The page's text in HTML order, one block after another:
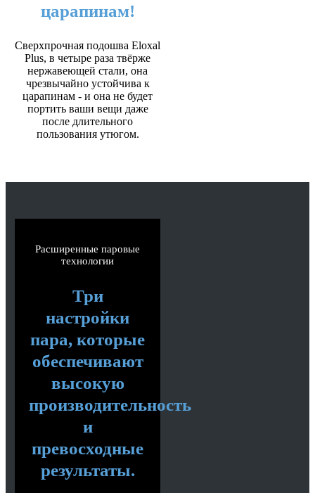
царапинам!
Сверхпрочная подошва Eloxal
Plus, в четыре раза твёрже
нержавеющей стали, она
чрезвычайно устойчива к
царапинам - и она не будет
портить ваши вещи даже
после длительного
пользования утюгом.
Расширенные паровые
технологии
Три
настройки
пара, которые
обеспечивают
высокую
производительность
и
превосходные
результаты.